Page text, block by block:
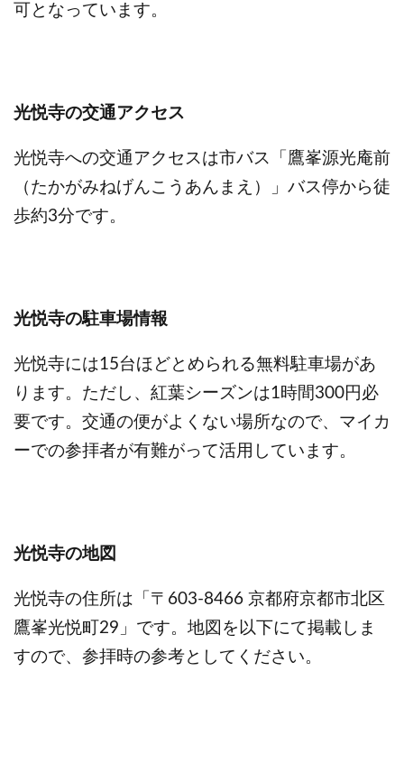
可となっています。
光悦寺の交通アクセス
光悦寺への交通アクセスは市バス「鷹峯源光庵前
（たかがみねげんこうあんまえ）」バス停から徒
歩約3分です。
光悦寺の駐車場情報
光悦寺には15台ほどとめられる無料駐車場があ
ります。ただし、紅葉シーズンは1時間300円必
要です。交通の便がよくない場所なので、マイカ
ーでの参拝者が有難がって活用しています。
光悦寺の地図
光悦寺の住所は「〒603-8466 京都府京都市北区
鷹峯光悦町29」です。地図を以下にて掲載しま
すので、参拝時の参考としてください。